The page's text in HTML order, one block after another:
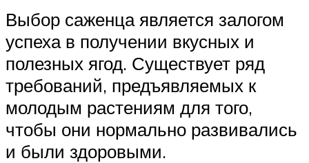
Выбор саженца является залогом
успеха в получении вкусных и
полезных ягод. Существует ряд
требований, предъявляемых к
молодым растениям для того,
чтобы они нормально развивались
и были здоровыми.